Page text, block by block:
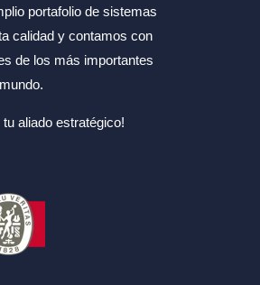
portafolio de sistemas
calidad y contamos con
de los más importantes
aliado estratégico!